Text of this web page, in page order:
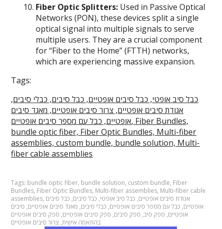
Fiber Optic Splitters: Used in Passive Optical
Networks (PON), these devices split a single
optical signal into multiple signals to serve
multiple users. They are a crucial component
for “Fiber to the Home” (FTTH) networks,
which are experiencing massive expansion.
Tags:
כבל סיב אופטי, כבל סיבים אופטיים, כבל סיבים, כבלי סיבים,
אגודת סיבים אופטיים, צרור סיבים אופטיים, מאגד סיבים
אופטיים, כבל עם מספר סיבים אופטיים, Fiber Bundles,
bundle optic fiber, Fiber Optic Bundles, Multi-fiber
assemblies, custom bundle, bundle solution, Multi-
fiber cable assemblies
Tags: bundle optic fiber, bundle solution, custom bundle, Fiber
Bundles, Fiber Optic Bundles, Multi-fiber assemblies, Multi-fiber cable
assemblies, אגודת סיבים אופטיים, כבל סיב אופטי, כבל סיבים, כבל סיבים
אופטיים, כבל עם מספר סיבים אופטיים, כבלי סיבים, מאגד סיבים אופטיים, סיבים
אופטיים, ספק סיב, ספק סיבים, ספק סיבים אופטיים, ספק סיבים אופטיים
בהתאמה אישית, צרור סיבים אופטיים